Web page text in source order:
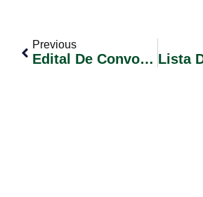
Previous
Edital De Convocação De Candidatos Nº 004/2024 – Contrato Temporário Conforme Lei Municipal Nº 2.336/2024